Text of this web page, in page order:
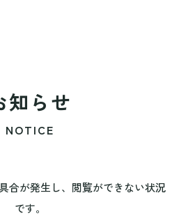
知らせ
NOTICE
合が発生し、閲覧ができない状況
です。